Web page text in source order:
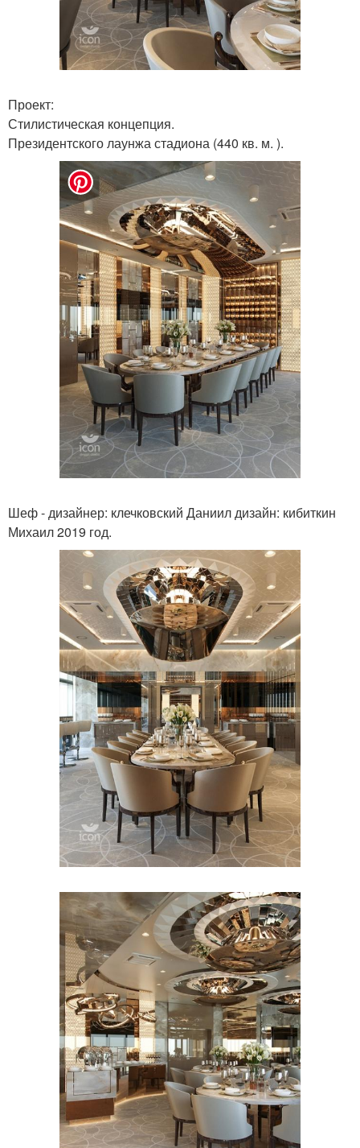
Проект:
Стилистическая концепция.
Президентского лаунжа стадиона (440 кв. м. ).
Шеф - дизайнер: клечковский Даниил дизайн: кибиткин
Михаил 2019 год.